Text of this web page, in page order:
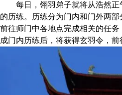
每日，翎羽弟子就将从浩然正
的历练。历练分为门内和门外两
前往师门中各地点完成相关的任
成门内历练后，将获得玄羽令，前